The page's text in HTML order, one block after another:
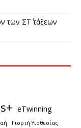
των ΣΤ΄ τάξεων
eTwinning
Γιορτή Υιοθεσίας